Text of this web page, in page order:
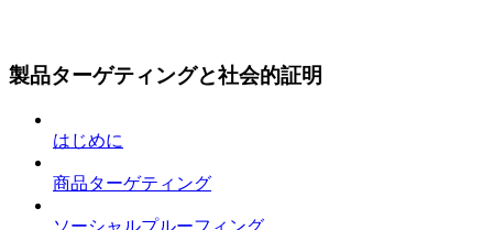
製品ターゲティングと社会的証明
はじめに
商品ターゲティング